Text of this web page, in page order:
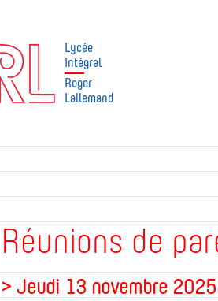
Lycée
Intégral
Roger
Lallemand
Réunions de
> Jeudi 13 novembre 2025